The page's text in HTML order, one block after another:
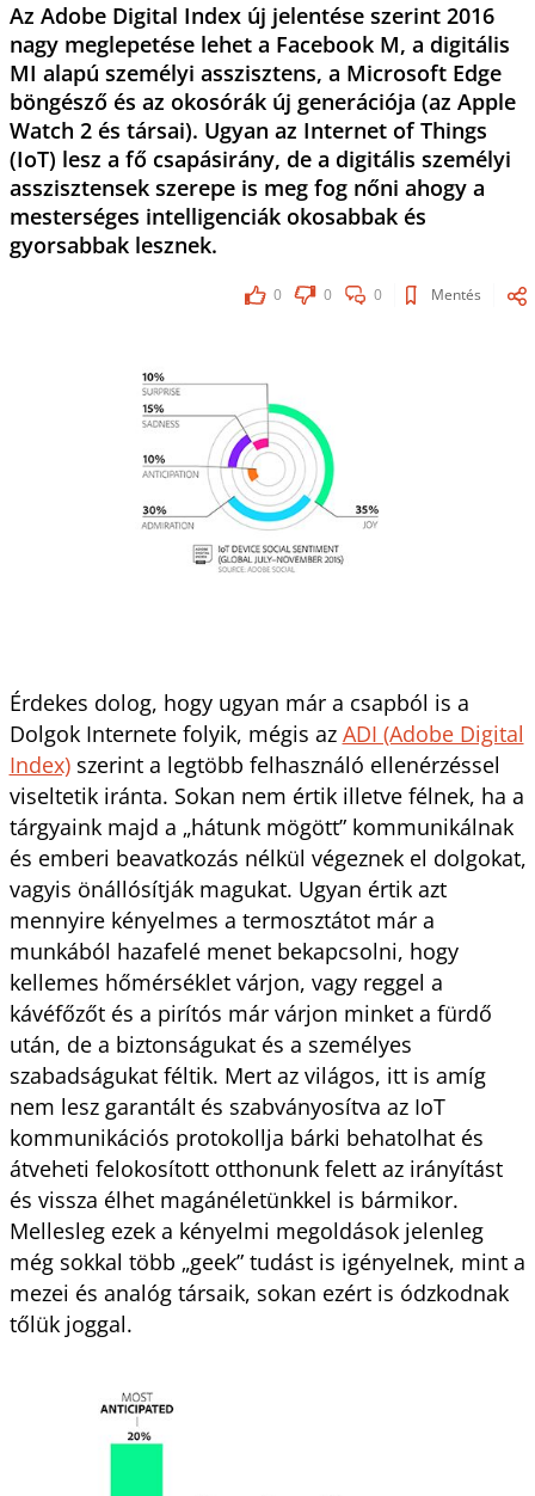
Az Adobe Digital Index új jelentése szerint 2016
nagy meglepetése lehet a Facebook M, a digitális
MI alapú személyi asszisztens, a Microsoft Edge
böngésző és az okosórák új generációja (az Apple
Watch 2 és társai). Ugyan az Internet of Things
(IoT) lesz a fő csapásirány, de a digitális személyi
asszisztensek szerepe is meg fog nőni ahogy a
mesterséges intelligenciák okosabbak és
gyorsabbak lesznek.
0 0 0 Mentés
Érdekes dolog, hogy ugyan már a csapból is a
Dolgok Internete folyik, mégis az ADI (Adobe Digital
Index)szerint a legtöbb felhasználó ellenérzéssel
viseltetik iránta. Sokan nem értik illetve félnek, ha a
tárgyaink majd a „hátunk mögött” kommunikálnak
és emberi beavatkozás nélkül végeznek el dolgokat,
vagyis önállósítják magukat. Ugyan értik azt
mennyire kényelmes a termosztátot már a
munkából hazafelé menet bekapcsolni, hogy
kellemes hőmérséklet várjon, vagy reggel a
kávéfőzőt és a pirítós már várjon minket a fürdő
után, de a biztonságukat és a személyes
szabadságukat féltik. Mert az világos, itt is amíg
nem lesz garantált és szabványosítva az IoT
kommunikációs protokollja bárki behatolhat és
átveheti felokosított otthonunk felett az irányítást
és vissza élhet magánéletünkkel is bármikor.
Mellesleg ezek a kényelmi megoldások jelenleg
még sokkal több „geek” tudást is igényelnek, mint a
mezei és analóg társaik, sokan ezért is ódzkodnak
tőlük joggal.